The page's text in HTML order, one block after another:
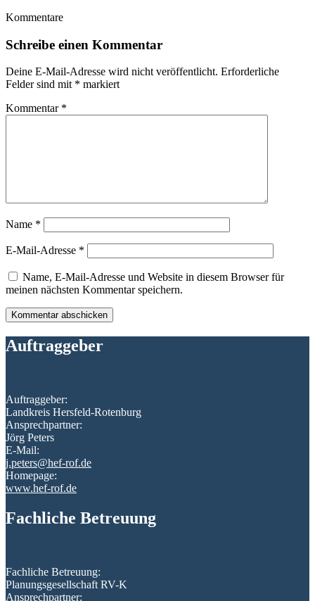
Kommentare
Schreibe einen Kommentar
Deine E-Mail-Adresse wird nicht veröffentlicht. Erforderliche
Felder sind mit * markiert
Kommentar *
Name *
E-Mail-Adresse *
Name, E-Mail-Adresse und Website in diesem Browser für
meinen nächsten Kommentar speichern.
Auftraggeber
Auftraggeber:
Landkreis Hersfeld-Rotenburg
Ansprechpartner:
Jörg Peters
E-Mail:
j.peters@hef-rof.de
Homepage:
www.hef-rof.de
Fachliche Betreuung
Fachliche Betreuung:
Planungsgesellschaft RV-K
Ansprechpartner: